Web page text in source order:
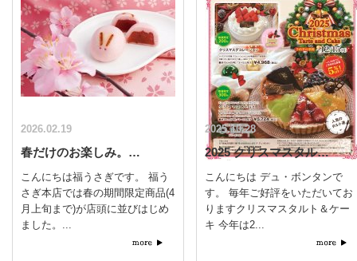
2026.02.19
春だけのお楽しみ。…
こんにちは福うさぎです。 福う
さぎ本店では春の期間限定商品(4
月上旬まで)が店頭に並びはじめ
ました。...
2025.10.28
2025 クリスマスタル…
こんにちは デュ・ボンタンで
す。 毎年ご好評をいただいてお
りますクリスマスタルト＆ケー
キ 今年は2...